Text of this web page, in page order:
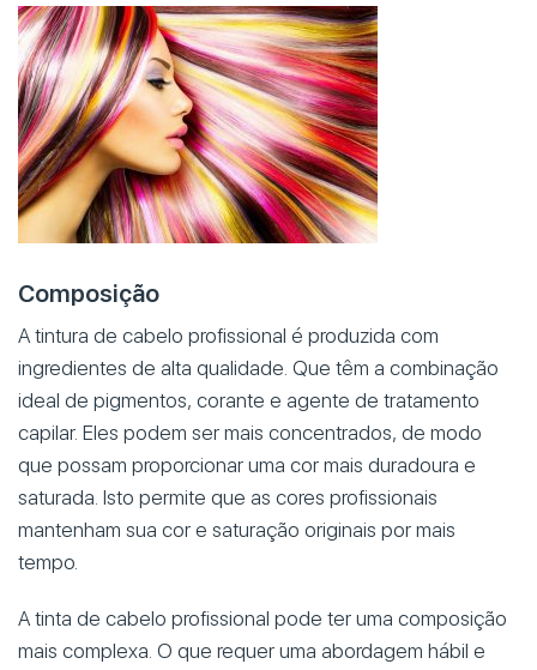
Composição
A tintura de cabelo profissional é produzida com
ingredientes de alta qualidade. Que têm a combinação
ideal de pigmentos, corante e agente de tratamento
capilar. Eles podem ser mais concentrados, de modo
que possam proporcionar uma cor mais duradoura e
saturada. Isto permite que as cores profissionais
mantenham sua cor e saturação originais por mais
tempo.
A tinta de cabelo profissional pode ter uma composição
mais complexa. O que requer uma abordagem hábil e